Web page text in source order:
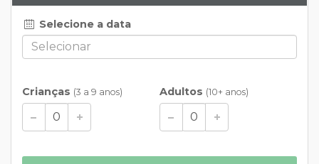
Selecione a data
Crianças (3 a 9 anos) Adultos (10+ anos)